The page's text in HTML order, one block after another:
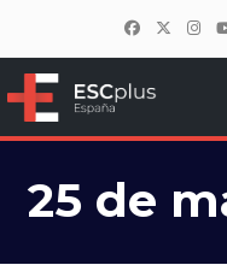
ESCplus
25 de